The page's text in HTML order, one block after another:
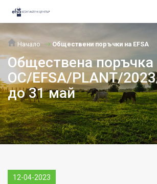
Начало Обществени поръчки на EFSA
Обществена поръчка
OC/EFSA/PLANT/
до 31 май
12-04-2023